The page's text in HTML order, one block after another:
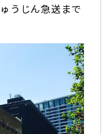
うじん急送まで